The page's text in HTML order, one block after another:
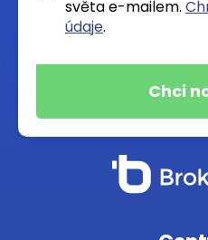
světa e-mailem.
údaje.